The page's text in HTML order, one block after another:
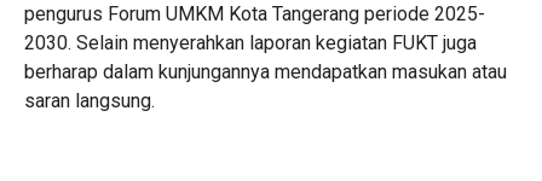
pengurus Forum UMKM Kota Tangerang periode 2025-
2030. ‎Selain menyerahkan laporan kegiatan FUKT juga
berharap dalam kunjungannya mendapatkan masukan atau
saran langsung.